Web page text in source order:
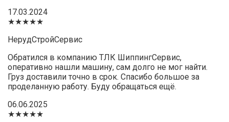
17.03.2024
★★★★★
НерудСтройСервис
Обратился в компанию ТЛК ШиппингСервис,
оперативно нашли машину, сам долго не мог найти.
Груз доставили точно в срок. Спасибо большое за
проделанную работу. Буду обращаться ещё.
06.06.2025
★★★★★